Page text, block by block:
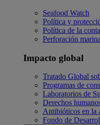
Seafood Watch
Política y
Política de la
Perforación marina
Impacto global
Tratado Global
Programas de
Laboratorios de
Derechos
Antibióticos en la
Fondo de